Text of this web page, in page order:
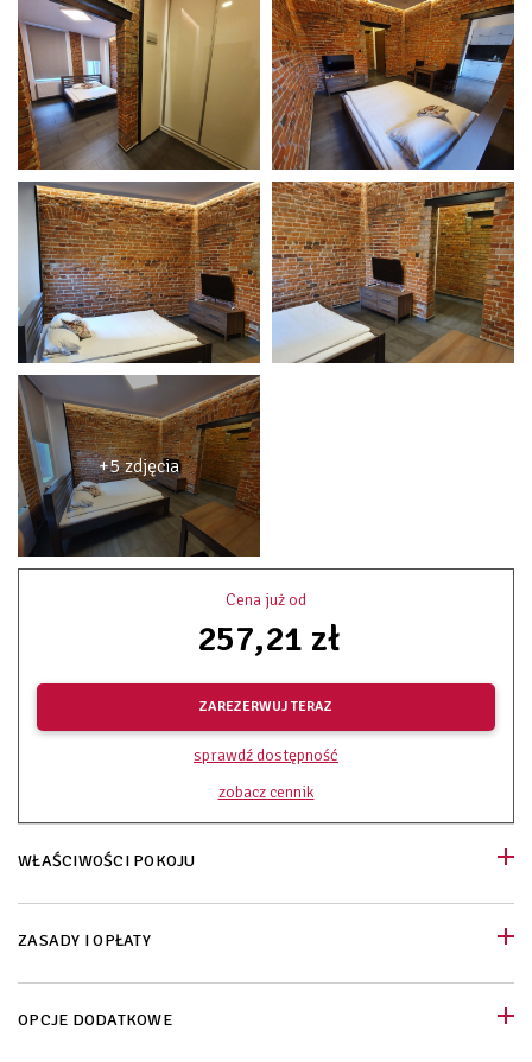
+5 zdjęcia
Cena już od
257,21 zł
ZAREZERWUJ TERAZ
sprawdź dostępność
zobacz cennik
WŁAŚCIWOŚCI POKOJU
ZASADY I OPŁATY
OPCJE DODATKOWE